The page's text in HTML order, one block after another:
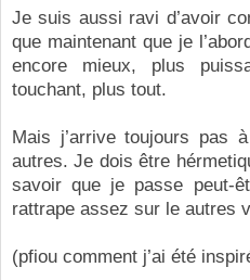
Je suis aussi ravi d’avoir
que maintenant que je
encore mieux, plus
touchant, plus tout.
Mais j’arrive toujours pas
autres. Je dois être
savoir que je passe peut-
rattrape assez sur le autres
(pfiou comment j’ai été